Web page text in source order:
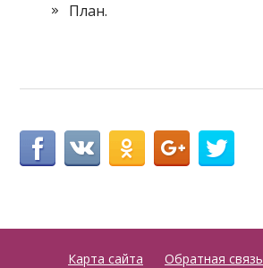
План.
Карта сайта Обратная связь